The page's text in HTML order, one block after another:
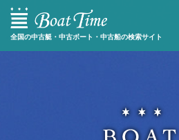
全国の中古艇・中古ボート・中古船の検索サイト